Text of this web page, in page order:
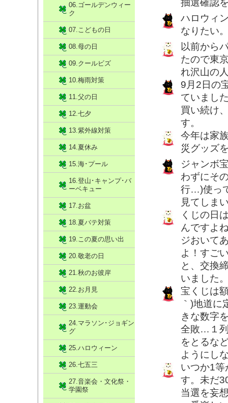
ハロウィ
なりたい
以前から
たので東
れ沢山の
9月2日の
ていまし
買い続け
す。
今年は家
災グッズ
ジャンボ
わずにそ
行…)使っ
見てしま
くじの日
んですよ
ジおいて
よ！すご
と、交換
いました
宝くじは
｀)地道
きな数字
全敗…１
をとるな
ようにし
いつか1等
す。未だ
当選を妄
06.ゴールデンウィー
ク
07.こどもの日
08.母の日
09.クールビズ
10.梅雨対策
11.父の日
12.七夕
13.紫外線対策
14.夏休み
15.海･プール
16.登山･キャンプ･バ
ーベキュー
17.お盆
18.夏バテ対策
19.この夏の思い出
20.敬老の日
21.秋のお彼岸
22.お月見
23.運動会
24.マラソン･ジョギン
グ
25.ハロウィーン
26.七五三
27.音楽会・文化祭・
学園祭